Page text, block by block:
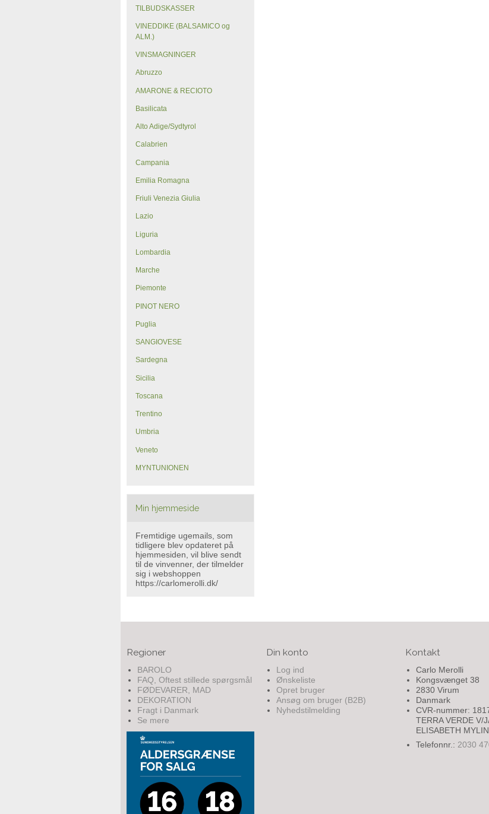
TILBUDSKASSER
VINEDDIKE (BALSAMICO og
ALM.)
VINSMAGNINGER
Abruzzo
AMARONE & RECIOTO
Basilicata
Alto Adige/Sydtyrol
Calabrien
Campania
Emilia Romagna
Friuli Venezia Giulia
Lazio
Liguria
Lombardia
Marche
Piemonte
PINOT NERO
Puglia
SANGIOVESE
Sardegna
Sicilia
Toscana
Trentino
Umbria
Veneto
MYNTUNIONEN
Min hjemmeside
Fremtidige ugemails, som
tidligere blev opdateret på
hjemmesiden, vil blive sendt
til de vinvenner, der tilmelder
sig i webshoppen
https://carlomerolli.dk/
Regioner
BAROLO
FAQ, Oftest stillede spørgsmål
FØDEVARER, MAD
DEKORATION
Fragt i Danmark
Se mere
Din konto
Log ind
Ønskeliste
Opret bruger
Ansøg om bruger (B2B)
Nyhedstilmelding
Kontakt
Carlo Merolli
Kongsvænget 38
2830 Virum
Danmark
CVR-nummer:
TERRA VERDE V/
ELISABETH MYLIN
Telefonnr.: 2030